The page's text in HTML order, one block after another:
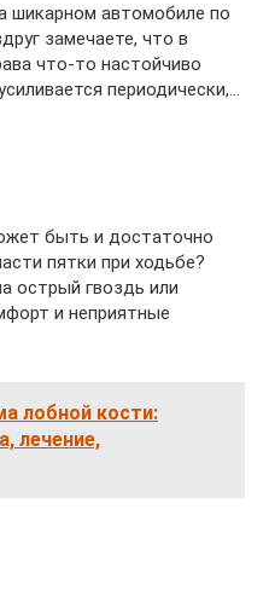
шикарном автомобиле по
замечаете, что в
что-то настойчиво
периодически,…
быть и достаточно
пятки при ходьбе?
острый гвоздь или
и неприятные
лобной кости:
лечение,